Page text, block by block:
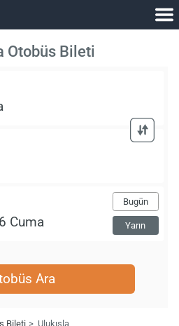
Otobüs Bileti
Bugün
Yarın
Ara
Bileti Ulukışla